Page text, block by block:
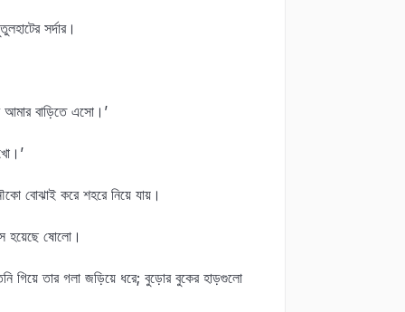
সর্দার।
আমার বাড়িতে এসো।’
বোঝাই করে শহরে নিয়ে যায়।
হয়েছে ষোলো।
গিয়ে তার গলা জড়িয়ে ধরে; বুড়োর বুকের হাড়গুলো